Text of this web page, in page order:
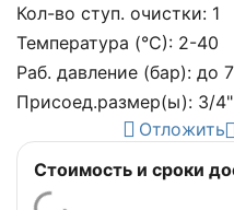
Кол-во ступ. очистки: 1
Температура (°С): 2-40
Раб. давление (бар): до 7
Присоед.размер(ы): 3/4"
Отложить
Стоимость и сроки